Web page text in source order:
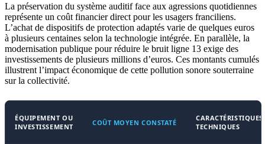
La préservation du système auditif face aux agressions quotidiennes
représente un coût financier direct pour les usagers franciliens.
L’achat de dispositifs de protection adaptés varie de quelques euros
à plusieurs centaines selon la technologie intégrée. En parallèle, la
modernisation publique pour réduire le bruit ligne 13 exige des
investissements de plusieurs millions d’euros. Ces montants cumulés
illustrent l’impact économique de cette pollution sonore souterraine
sur la collectivité.
ÉQUIPEMENT OU
INVESTISSEMENT
COÛT MOYEN CONSTATÉ
CARACTÉRISTIQUES
TECHNIQUES